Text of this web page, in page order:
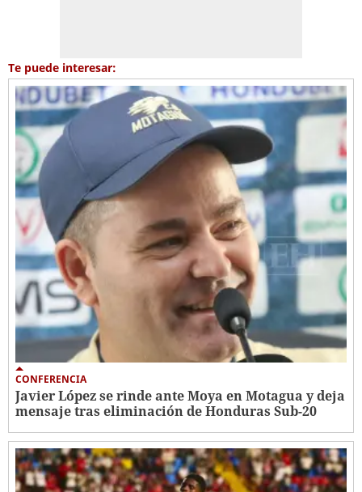
Te puede interesar:
CONFERENCIA
Javier López se rinde ante Moya en Motagua y deja
mensaje tras eliminación de Honduras Sub-20